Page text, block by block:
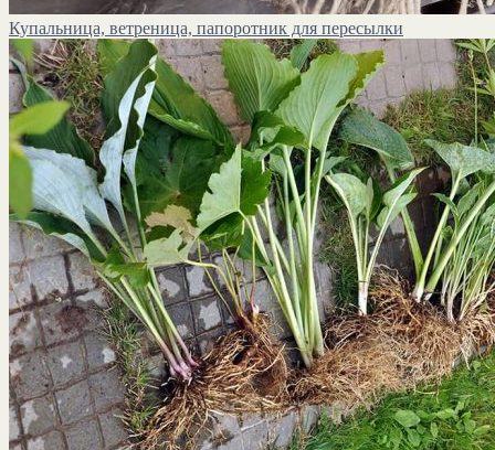
Купальница, ветреница, папоротник для пересылки